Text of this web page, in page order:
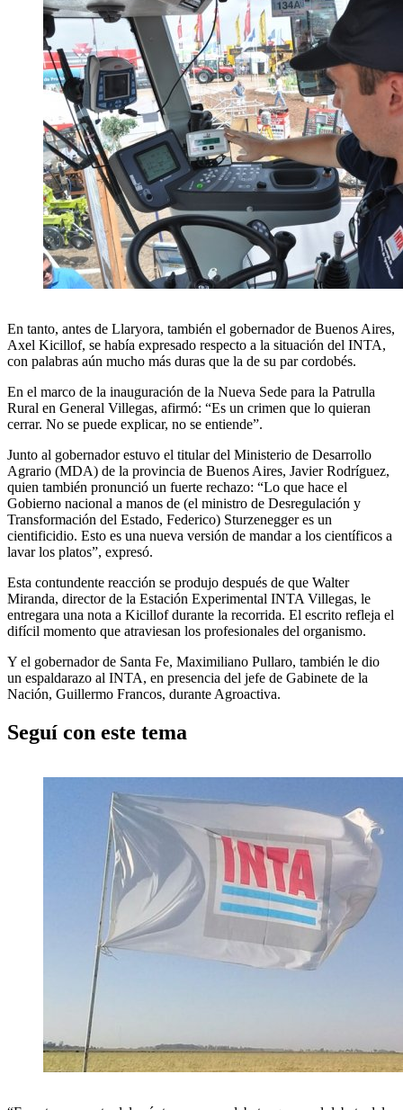
En tanto, antes de Llaryora, también el gobernador de Buenos Aires,
Axel Kicillof, se había expresado respecto a la situación del INTA,
con palabras aún mucho más duras que la de su par cordobés.
En el marco de la inauguración de la Nueva Sede para la Patrulla
Rural en General Villegas, afirmó: “Es un crimen que lo quieran
cerrar. No se puede explicar, no se entiende”.
Junto al gobernador estuvo el titular del Ministerio de Desarrollo
Agrario (MDA) de la provincia de Buenos Aires, Javier Rodríguez,
quien también pronunció un fuerte rechazo: “Lo que hace el
Gobierno nacional a manos de (el ministro de Desregulación y
Transformación del Estado, Federico) Sturzenegger es un
cientificidio. Esto es una nueva versión de mandar a los científicos a
lavar los platos”, expresó.
Esta contundente reacción se produjo después de que Walter
Miranda, director de la Estación Experimental INTA Villegas, le
entregara una nota a Kicillof durante la recorrida. El escrito refleja el
difícil momento que atraviesan los profesionales del organismo.
Y el gobernador de Santa Fe, Maximiliano Pullaro, también le dio
un espaldarazo al INTA, en presencia del jefe de Gabinete de la
Nación, Guillermo Francos, durante Agroactiva.
Seguí con este tema